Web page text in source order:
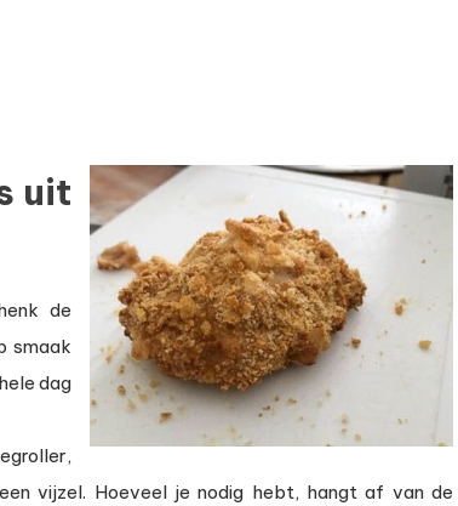
uit
de
smaak
dag
vijzel. Hoeveel je nodig hebt, hangt af van de